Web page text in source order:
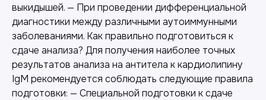
выкидышей. — При проведении дифференциальной
диагностики между различными аутоиммунными
заболеваниями. Как правильно подготовиться к
сдаче анализа? Для получения наиболее точных
результатов анализа на антитела к кардиолипину
IgM рекомендуется соблюдать следующие правила
подготовки: — Специальной подготовки к сдаче